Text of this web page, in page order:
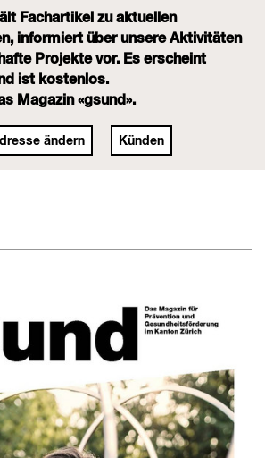
Fachartikel zu aktuellen
informiert über unsere Aktivitäten
Projekte vor. Es erscheint
ist kostenlos.
Magazin «gsund».
ändern Künden